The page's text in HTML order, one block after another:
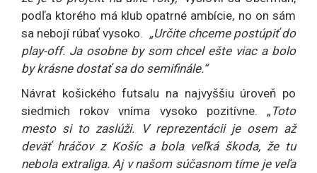
podľa ktorého má klub opatrné ambície, no on sám
sa nebojí rúbať vysoko. „Určite chceme postúpiť do
play-off. Ja osobne by som chcel ešte viac a bolo
by krásne dostať sa do semifinále.“
Návrat košického futsalu na najvyššiu úroveň po
siedmich rokov vníma vysoko pozitívne. „ Toto
mesto si to zaslúži. V reprezentácii je osem až
deväť hráčov z Košíc a bola veľká škoda, že tu
nebola extraliga. Aj v našom súčasnom tíme je veľa